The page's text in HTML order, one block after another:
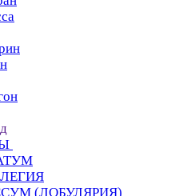
(ЛОБУЛЯРИЯ)